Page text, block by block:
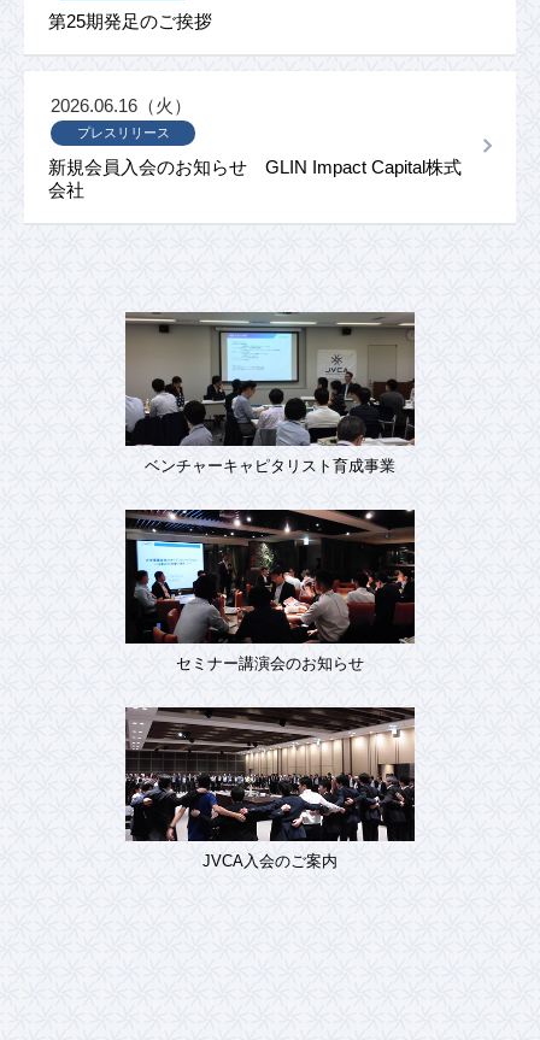
第25期発足のご挨拶
新規会員入会のお知らせ GLIN Impact Capital株式
会社
プレスリリース
2026.06.16（火）
ベンチャーキャピタリスト育成事業
セミナー講演会のお知らせ
JVCA入会のご案内